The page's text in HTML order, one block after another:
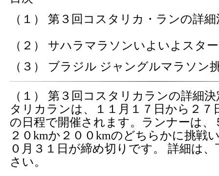
（１） 第３回コスタリカ・ランの詳
（２） サハラマラソンいよいよスタ
（３） ブラジル ジャングルマラソン
（１） 第３回コスタリカランの詳細
タリカランは、１１月１７日から２７
の日程で開催されます。ランナーは、
２０kmか２００kmのどちらかに挑戦
０月３１日が締め切りです。 詳細は
さい。